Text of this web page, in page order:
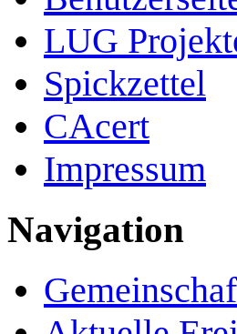
LUG
Spickzettel
CAcert
Impressum
Navigation